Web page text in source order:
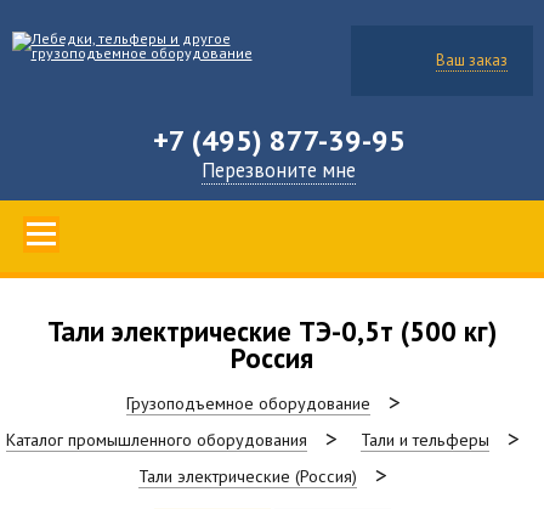
Ваш заказ
+7 (495) 877-39-95
Перезвоните мне
Тали электрические ТЭ-0,5т (500 кг)
Россия
Грузоподъемное оборудование
Каталог промышленного оборудования
Тали и тельферы
Тали электрические (Россия)